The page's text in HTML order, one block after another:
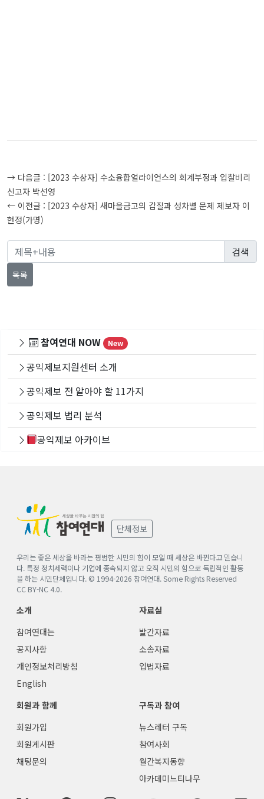
글
탐
색
→ 다음글 : [2023 수상자] 수소융합얼라이언스의 회계부정과 입찰비리
신고자 박선영
← 이전글 : [2023 수상자] 새마을금고의 갑질과 성차별 문제 제보자 이
현정(가명)
목록
참여연대 NOW New
공익제보지원센터 소개
공익제보 전 알아야 할 11가지
공익제보 법리 분석
공익제보 아카이브
단체정보
우리는 좋은 세상을 바라는 평범한 시민의 힘이 모일 때 세상은 바뀐다고 믿습니
다. 특정 정치세력이나 기업에 종속되지 않고 오직 시민의 힘으로 독립적인 활동
을 하는 시민단체입니다. © 1994-2026 참여연대. Some Rights Reserved
CC BY-NC 4.0.
소개
참여연대는
공지사항
개인정보처리방침
English
자료실
발간자료
소송자료
입법자료
회원과 함께
회원가입
회원게시판
채팅문의
구독과 참여
뉴스레터 구독
참여사회
월간복지동향
아카데미느티나무